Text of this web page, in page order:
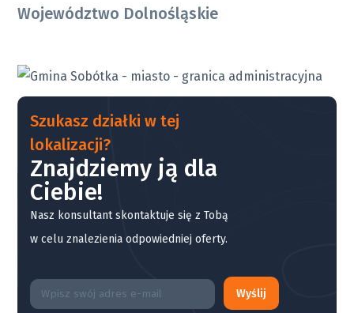
Województwo Dolnośląskie
Szukasz działki w tej
lokalizacji?
Znajdziemy ją dla
Ciebie!
Nasz konsultant skontaktuje się z Tobą
w celu znalezienia odpowiedniej oferty.
Wyślij